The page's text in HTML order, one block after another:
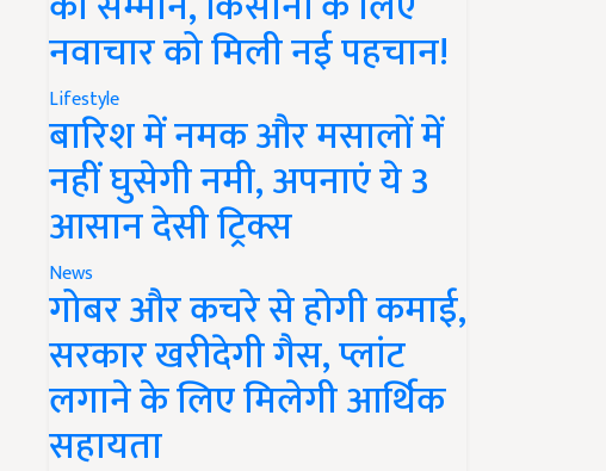
नवाचार को मिली नई पहचान!
Lifestyle
बारिश में नमक और मसालों में
नहीं घुसेगी नमी, अपनाएं ये 3
आसान देसी ट्रिक्स
News
गोबर और कचरे से होगी कमाई,
सरकार खरीदेगी गैस, प्लांट
लगाने के लिए मिलेगी आर्थिक
सहायता